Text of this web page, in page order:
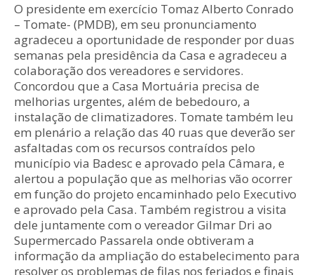
O presidente em exercício Tomaz Alberto Conrado
– Tomate- (PMDB), em seu pronunciamento
agradeceu a oportunidade de responder por duas
semanas pela presidência da Casa e agradeceu a
colaboração dos vereadores e servidores.
Concordou que a Casa Mortuária precisa de
melhorias urgentes, além de bebedouro, a
instalação de climatizadores. Tomate também leu
em plenário a relação das 40 ruas que deverão ser
asfaltadas com os recursos contraídos pelo
município via Badesc e aprovado pela Câmara, e
alertou a população que as melhorias vão ocorrer
em função do projeto encaminhado pelo Executivo
e aprovado pela Casa. Também registrou a visita
dele juntamente com o vereador Gilmar Dri ao
Supermercado Passarela onde obtiveram a
informação da ampliação do estabelecimento para
resolver os problemas de filas nos feriados e finais